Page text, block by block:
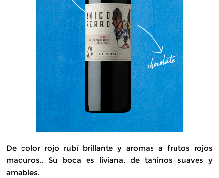
De color rojo rubí brillante y aromas a frutos rojos
maduros.. Su boca es liviana, de taninos suaves y
amables.